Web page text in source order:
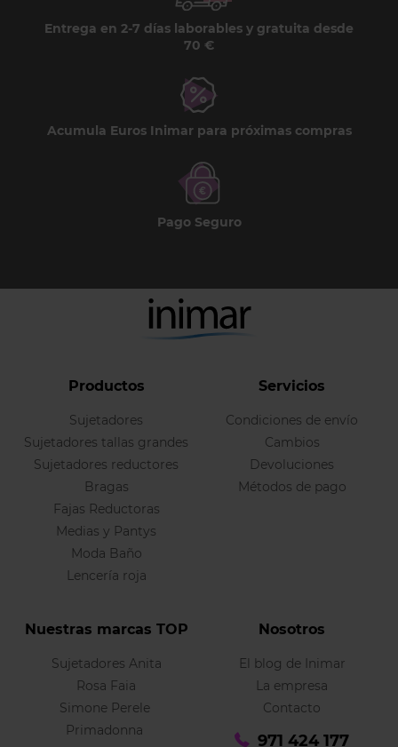
Entrega en 2-7 días laborables y gratuita desde
70 €
Acumula Euros Inimar para próximas compras
Pago Seguro
Productos
Sujetadores
Sujetadores tallas grandes
Sujetadores reductores
Bragas
Fajas Reductoras
Medias y Pantys
Moda Baño
Lencería roja
Servicios
Condiciones de envío
Cambios
Devoluciones
Métodos de pago
Nuestras marcas TOP
Sujetadores Anita
Rosa Faia
Simone Perele
Primadonna
Nosotros
El blog de Inimar
La empresa
Contacto
971 424 177